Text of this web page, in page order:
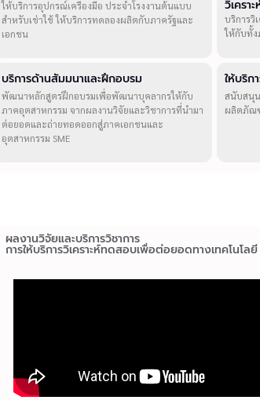
ให้บริการอุปกรณ์เครื่องมือ ประจำโรงงานต้นแบบ
สำหรับเช่าใช้ ให้บริการทดลองผลิตกับภาครัฐและ
เอกชน
วิเครา
บริการวิ
ให้กับทั้ง
บริการด้านสัมมนาและฝึกอบรม
พัฒนาหลักสูตรฝึกอบรมเพื่อพัฒนาบุคลากรให้กับ
ภาคอุตสาหกรรม จากผลงานวิจัยและวิชาการที่นำมา
ต่อยอดและถ่ายทอดออกสู่ภาคเอกชนและ
อุตสาหกรรม SME
ให้บริ
สนับสนุ
ผลิตภัณ
ผลงานวิจัยและบริการวิชาการ
การให้บริการวิเคราะห์ทดสอบเพื่อต่อยอดทางเทคโนโลยี